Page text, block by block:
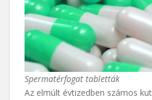
Spermatérfogat tabletták
Az elmúlt évtizedben számos